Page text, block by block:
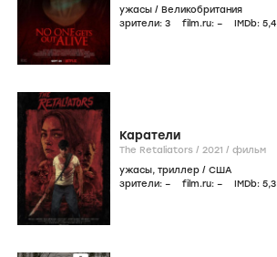
ужасы / Великобритания
зрители: 3 film.ru: – IMDb: 5,4
Каратели
The Retaliators / 2021 / фильм
ужасы, триллер / США
зрители: – film.ru: – IMDb: 5,3